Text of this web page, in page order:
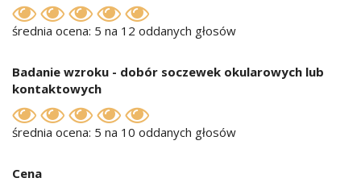
średnia ocena: 5 na 12 oddanych głosów
Badanie wzroku - dobór soczewek okularowych lub
kontaktowych
średnia ocena: 5 na 10 oddanych głosów
Cena